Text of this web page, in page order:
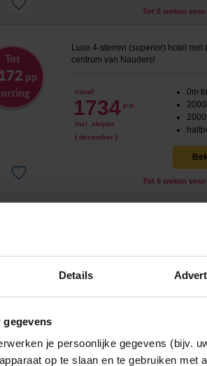
Details
je persoonlijke gegevens (bijv.
op te slaan en te gebruiken met
Tot 6 weken
Tot
pp
Luxe 4-sterren (superior) hotel met
centrum van Nauders!
vanaf
1734 p.p.
incl. skipas
( december )
0m
Tot 6 weken
1334
Tot 6 weken